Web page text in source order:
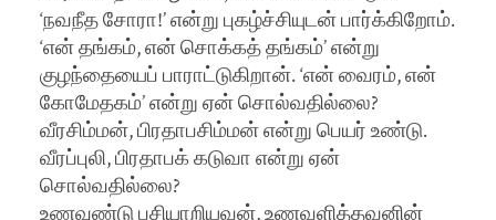
‘நவநீத சோரா!’ என்று புகழ்ச்சியுடன் பார்க்கிறோம்.
‘என் தங்கம், என் சொக்கத் தங்கம்’ என்று
குழந்தையைப் பாராட்டுகிறான். ‘என் வைரம், என்
கோமேதகம்’ என்று ஏன் சொல்வதில்லை?
வீரசிம்மன், பிரதாபசிம்மன் என்று பெயர் உண்டு.
வீரப்புலி, பிரதாபக் கடுவா என்று ஏன்
சொல்வதில்லை?
உணவுண்டு பசியாறியவன், உணவளித்தவனின்